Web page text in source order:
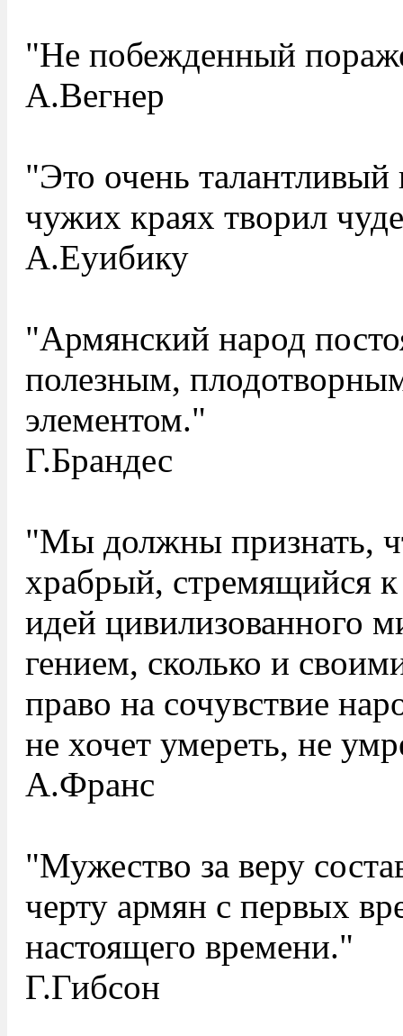
"Не побежденный
А.Вегнер
"Это очень
чужих краях творил
А.Еуибику
"Армянский народ
полезным,
элементом."
Г.Брандес
"Мы должны признать,
храбрый, стремящийся
идей цивилизованного
гением, сколько и
право на сочувствие
не хочет умереть, не
А.Франс
"Мужество за веру
черту армян с первых
настоящего времени."
Г.Гибсон